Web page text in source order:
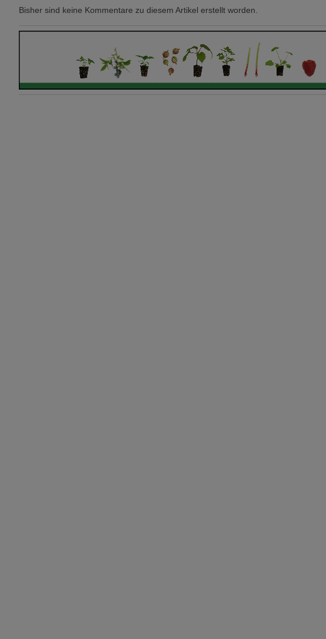
Bisher sind keine Kommentare zu diesem Artikel erstellt worden.